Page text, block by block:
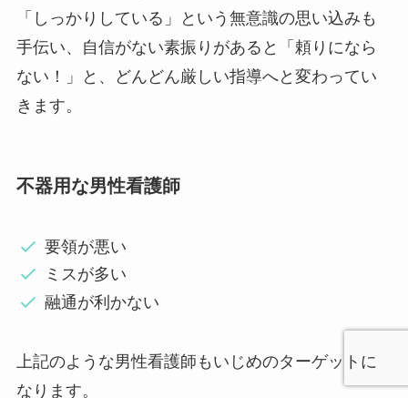
「しっかりしている」という無意識の思い込みも
手伝い、自信がない素振りがあると「頼りになら
ない！」と、どんどん厳しい指導へと変わってい
きます。
不器用な男性看護師
要領が悪い
ミスが多い
融通が利かない
上記のような男性看護師もいじめのターゲットに
なります。